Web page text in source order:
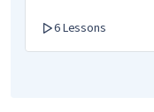
6 Lessons